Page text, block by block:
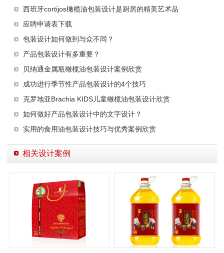
西班牙cortijos橄榄油包装设计是厨房的精美艺术品
应聘申请表下载
包装设计如何做到与众不同？
产品包装设计有多重要？
贝纳通金属瓶橄榄油包装设计案例欣赏
成功进行季节性产品包装设计的4个技巧
克罗地亚Brachia KIDS儿童橄榄油包装设计欣赏
如何做好产品包装设计中的文字设计？
实用的食用油包装设计技巧与优秀案例欣赏
相关设计案例